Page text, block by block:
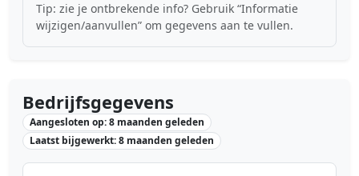
Tip: zie je ontbrekende info? Gebruik “Informatie
wijzigen/aanvullen” om gegevens aan te vullen.
Bedrijfsgegevens
Aangesloten op: 8 maanden geleden
Laatst bijgewerkt: 8 maanden geleden